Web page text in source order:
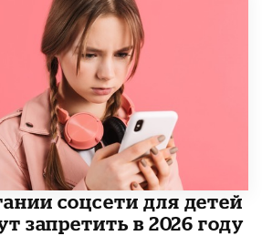
соцсети для детей
запретить в 2026 году